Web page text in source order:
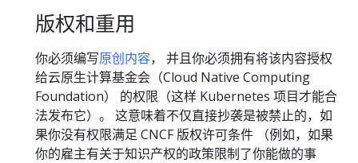
版权和重用
你必须编写原创内容， 并且你必须拥有将该内容授权
给云原生计算基金会（Cloud Native Computing
Foundation） 的权限（这样 Kubernetes 项目才能合
法发布它）。 这意味着不仅直接抄袭是被禁止的，如
果你没有权限满足 CNCF 版权许可条件 （例如，如果
你的雇主有关于知识产权的政策限制了你能做的事